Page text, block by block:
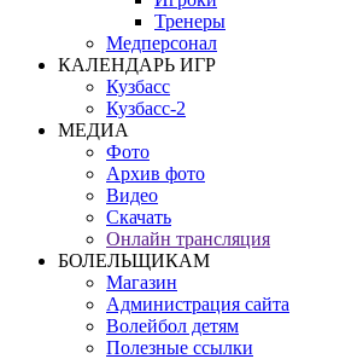
Тренеры
Медперсонал
КАЛЕНДАРЬ ИГР
Кузбасс
Кузбасс-2
МЕДИА
Фото
Архив фото
Видео
Скачать
Онлайн трансляция
БОЛЕЛЬЩИКАМ
Магазин
Администрация сайта
Волейбол детям
Полезные ссылки